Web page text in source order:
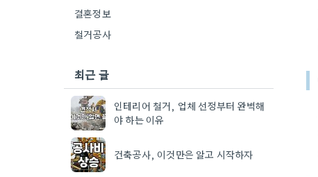
결혼정보
철거공사
최근 글
인테리어 철거, 업체 선정부터 완벽해
야 하는 이유
건축공사, 이것만은 알고 시작하자